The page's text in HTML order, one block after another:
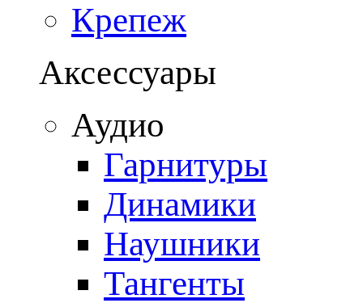
Крепеж
Аксессуары
Аудио
Гарнитуры
Динамики
Наушники
Тангенты